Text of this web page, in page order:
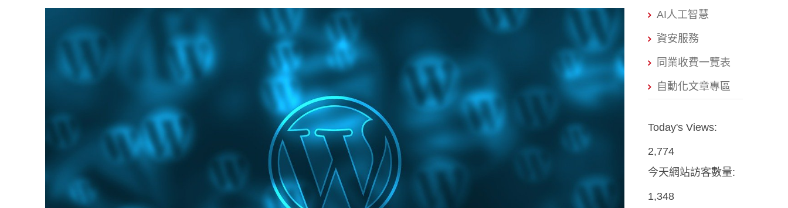
AI人工智慧
資安服務
同業收費一覽表
自動化文章專區
Today's Views:
2,774
今天網站訪客數量:
1,348